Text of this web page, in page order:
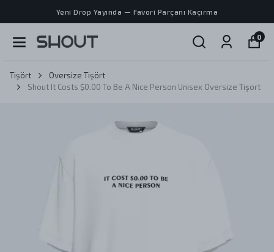
Yeni Drop Yayında — Favori Parçanı Kaçırma
0
Tişört
Oversize Tişört
Shout It Costs $0.00 To Be A Nice Person Unisex Oversize Tişört